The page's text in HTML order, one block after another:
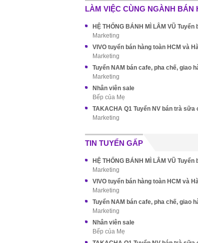
LÀM VIỆC CÙNG NGÀNH BÁN
Marketing
VIVO tuyển bán hàng toàn HCM và
Marketing
Tuyển NAM bán cafe, pha chế, giao
Marketing
Nhân viên sale
Bếp của Mẹ
Marketing
TIN TUYỂN GẤP
Marketing
VIVO tuyển bán hàng toàn HCM và
Marketing
Tuyển NAM bán cafe, pha chế, giao
Marketing
Nhân viên sale
Bếp của Mẹ